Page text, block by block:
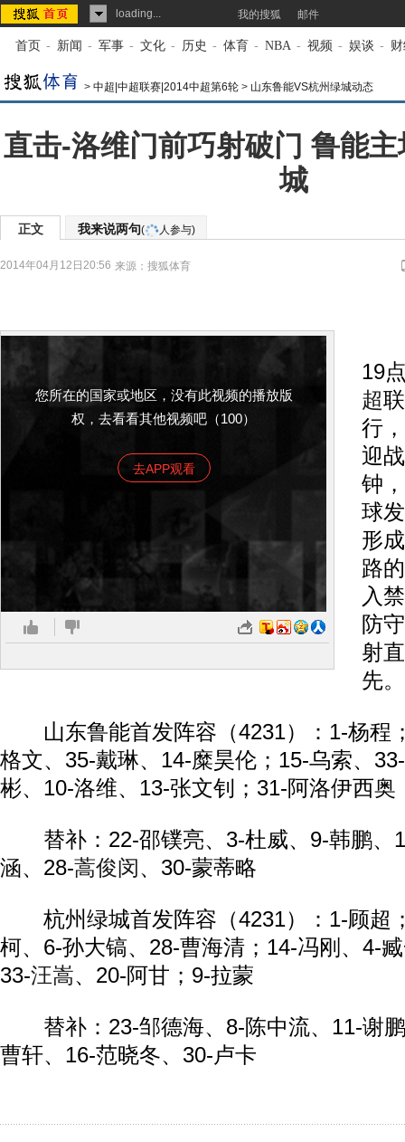
loading... 我的搜狐 邮件
首页 - 新闻 - 军事 - 文化 - 历史 - 体育 - NBA - 视频 - 娱谈 -
> 中超|中超联赛|2014中超第6轮 > 山东鲁能VS杭州绿城动态
直击-洛维门前巧射破门 鲁能
城
正文 我来说两句( 人参与)
2014年04月12日20:56 来源： 搜狐体育
您所在的国家或地区，没有此视频的播放版
权，去看看其他视频吧（100）
去APP观看
19
超
行
迎
钟
球
形
路
入
防
射
先。
山东鲁能首发阵容（4231）：1-杨程
格文、35-戴琳、14-糜昊伦；15-乌索、
彬、10-洛维、13-张文钊；31-阿洛伊西奥
替补：22-邵镤亮、3-杜威、9-韩鹏、
涵、28-蒿俊闵、30-蒙蒂略
杭州绿城首发阵容（4231）：1-顾超
柯、6-孙大镐、28-曹海清；14-冯刚、4-
33-汪嵩、20-阿甘；9-拉蒙
替补：23-邹德海、8-陈中流、11-谢鹏
曹轩、16-范晓冬、30-卢卡